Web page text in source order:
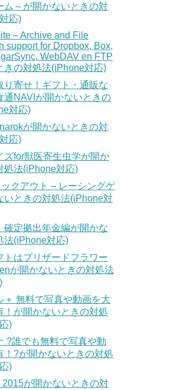
ム～が開かないときの対
応)
– Archive and File
support for Dropbox, Box,
WebDAV en FTP
きの対処法(iPhone対応)
り寄せ！ギフト・通販な
NAVIが開かないときの
対応)
が開かないときの対
応)
ズfor獣医寄生虫学が開か
処法(iPhone対応)
クアウト – レーシングゲ
いときの対処法(iPhone対
定拠出年金編が開かな
法(iPhone対応)
トはプリザードフラワー
が開かないときの対処法
＋ 無料で写真や動画を大
！が開かないときの対処
)
?誰でも無料で写真や動
！?が開かないときの対処
)
2015が開かないときの対